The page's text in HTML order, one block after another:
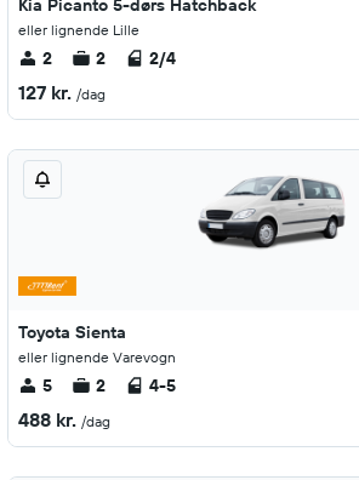
Kia Picanto 5-dørs Hatchback
eller lignende Lille
2 2 2/4
127 kr. /dag
Toyota Sienta
eller lignende Varevogn
5 2 4-5
488 kr. /dag